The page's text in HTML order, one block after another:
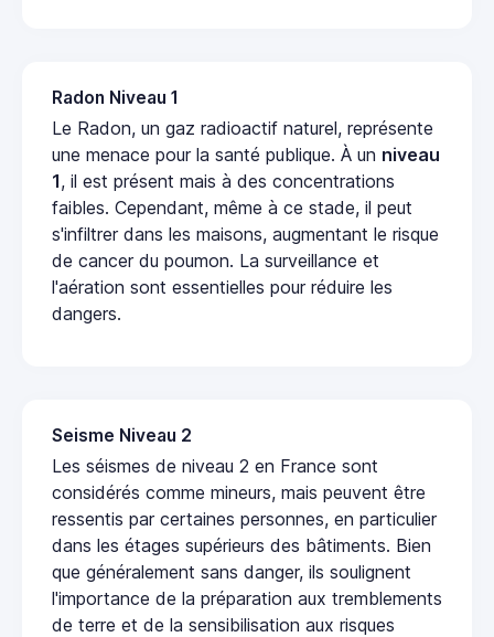
Radon Niveau 1
Le Radon, un gaz radioactif naturel, représente
une menace pour la santé publique. À un niveau
1, il est présent mais à des concentrations
faibles. Cependant, même à ce stade, il peut
s'infiltrer dans les maisons, augmentant le risque
de cancer du poumon. La surveillance et
l'aération sont essentielles pour réduire les
dangers.
Seisme Niveau 2
Les séismes de niveau 2 en France sont
considérés comme mineurs, mais peuvent être
ressentis par certaines personnes, en particulier
dans les étages supérieurs des bâtiments. Bien
que généralement sans danger, ils soulignent
l'importance de la préparation aux tremblements
de terre et de la sensibilisation aux risques